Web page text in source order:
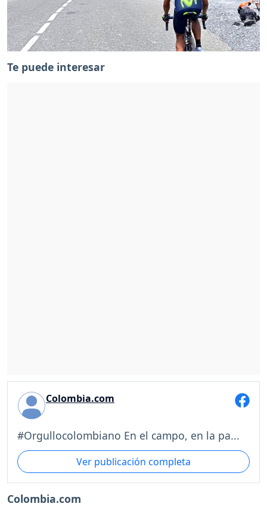
Te puede interesar
Colombia.com
#Orgullocolombiano En el campo, en la pa...
Ver publicación completa
Colombia.com